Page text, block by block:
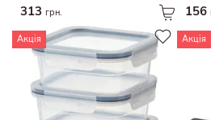
Джут
Паперовий шнурок
Дамаск
Меламінова фольга
блакитний/гальванічний
313 грн. 156
Акція Акція